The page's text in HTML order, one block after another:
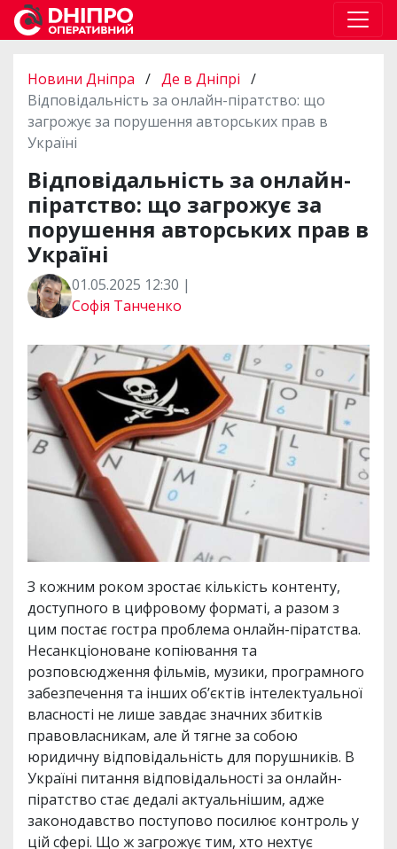
Новини Дніпра / Де в Дніпрі /
Відповідальність за онлайн-піратство: що
загрожує за порушення авторських прав в
Україні
Відповідальність за онлайн-
піратство: що загрожує за
порушення авторських прав в
Україні
01.05.2025 12:30 |
Софія Танченко
З кожним роком зростає кількість контенту,
доступного в цифровому форматі, а разом з
цим постає гостра проблема онлайн-піратства.
Несанкціоноване копіювання та
розповсюдження фільмів, музики, програмного
забезпечення та інших об’єктів інтелектуальної
власності не лише завдає значних збитків
правовласникам, але й тягне за собою
юридичну відповідальність для порушників. В
Україні питання відповідальності за онлайн-
піратство стає дедалі актуальнішим, адже
законодавство поступово посилює контроль у
цій сфері. Що ж загрожує тим, хто нехтує